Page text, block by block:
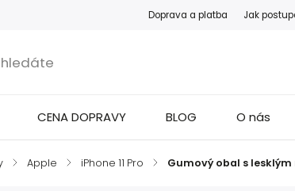
Doprava a platba Jak
CENA DOPRAVY BLOG O nás
/ Apple / iPhone 11 Pro / Gumový obal s lesklým